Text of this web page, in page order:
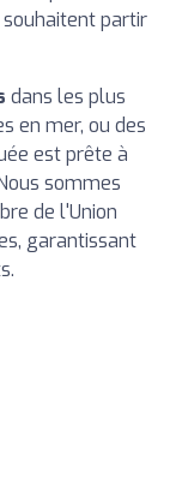
partir
dans les plus
en mer, ou des
est prête à
sommes
de l'Union
garantissant